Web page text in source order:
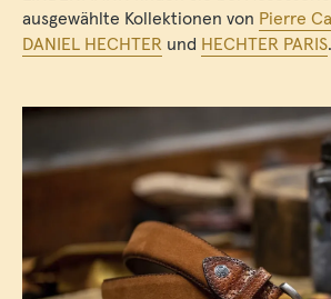
ausgewählte Kollektionen von Pierre
DANIEL HECHTER und HECHTER PARIS.